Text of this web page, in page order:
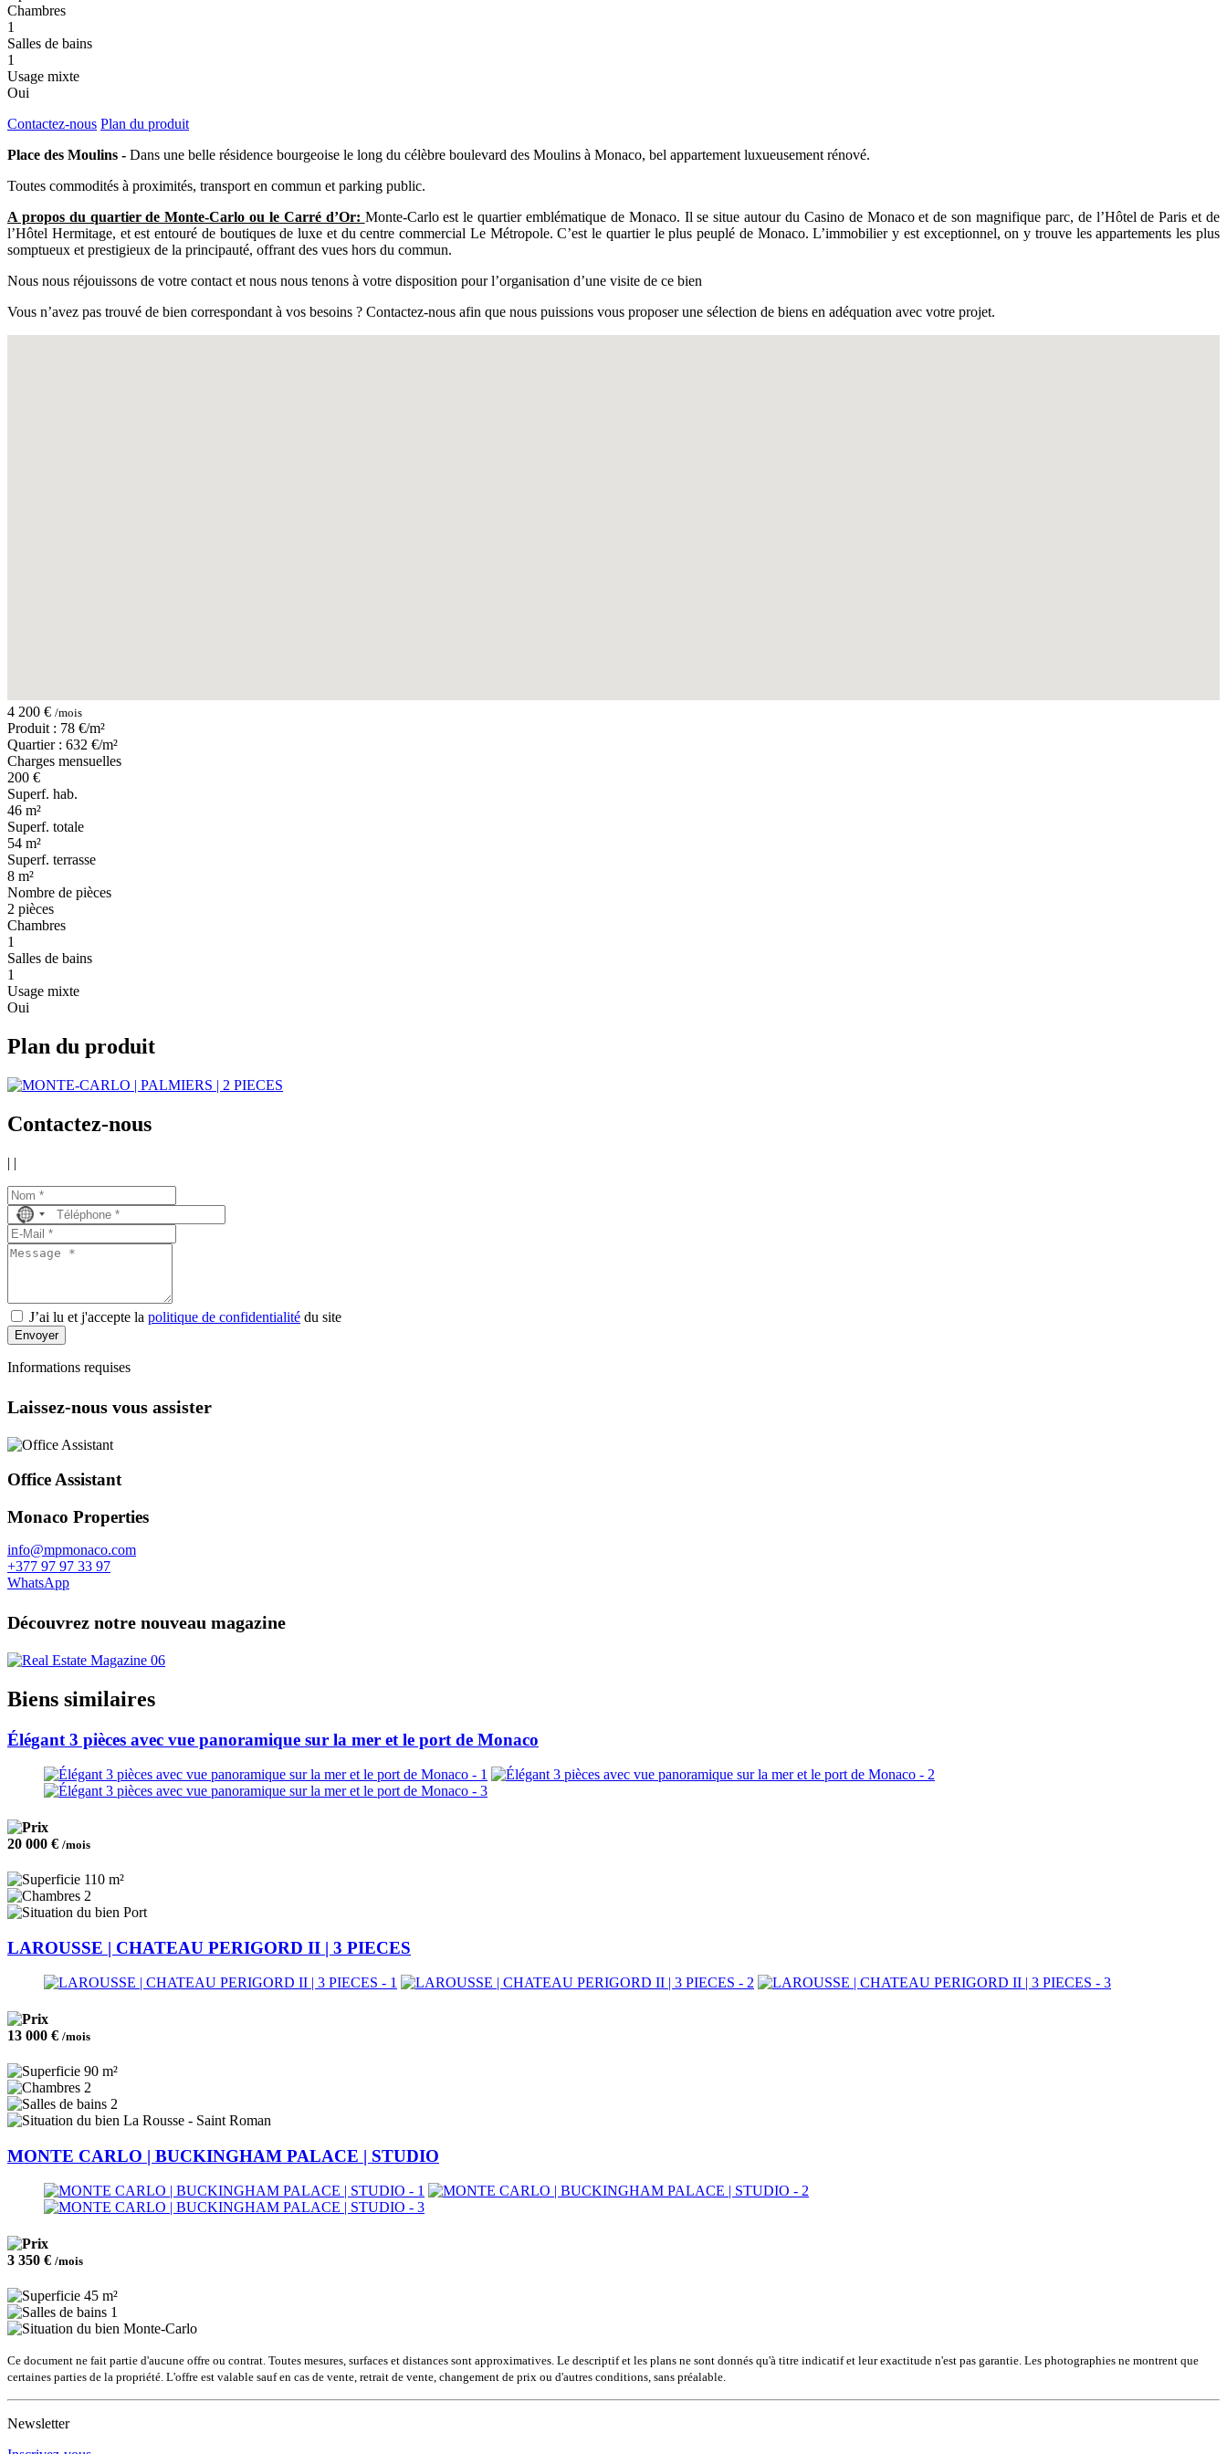
Chambres
1
Salles de bains
1
Usage mixte
Oui
Contactez-nous Plan du produit
Place des Moulins - Dans une belle résidence bourgeoise le long du célèbre boulevard des Moulins à Monaco, bel appartement luxueusement rénové.
Toutes commodités à proximités, transport en commun et parking public.
A propos du quartier de Monte-Carlo ou le Carré d’Or: Monte-Carlo est le quartier emblématique de Monaco. Il se situe autour du Casino de Monaco et de son magnifique parc, de l’Hôtel de Paris et de
l’Hôtel Hermitage, et est entouré de boutiques de luxe et du centre commercial Le Métropole. C’est le quartier le plus peuplé de Monaco. L’immobilier y est exceptionnel, on y trouve les appartements les plus
somptueux et prestigieux de la principauté, offrant des vues hors du commun.
Nous nous réjouissons de votre contact et nous nous tenons à votre disposition pour l’organisation d’une visite de ce bien
Vous n’avez pas trouvé de bien correspondant à vos besoins ? Contactez-nous afin que nous puissions vous proposer une sélection de biens en adéquation avec votre projet.
4 200 € /mois
Produit : 78 €/m²
Quartier : 632 €/m²
Charges mensuelles
200 €
Superf. hab.
46 m²
Superf. totale
54 m²
Superf. terrasse
8 m²
Nombre de pièces
2 pièces
Chambres
1
Salles de bains
1
Usage mixte
Oui
Plan du produit
Contactez-nous
| |
No
country
selected
J’ai lu et j'accepte la politique de confidentialité du site
Envoyer
Informations requises
Laissez-nous vous assister
Office Assistant
Monaco Properties
info@mpmonaco.com
+377 97 97 33 97
WhatsApp
Découvrez notre nouveau magazine
Biens similaires
Élégant 3 pièces avec vue panoramique sur la mer et le port de Monaco
20 000 € /mois
110 m²
2
Port
LAROUSSE | CHATEAU PERIGORD II | 3 PIECES
13 000 € /mois
90 m²
2
2
La Rousse - Saint Roman
MONTE CARLO | BUCKINGHAM PALACE | STUDIO
3 350 € /mois
45 m²
1
Monte-Carlo
Ce document ne fait partie d'aucune offre ou contrat. Toutes mesures, surfaces et distances sont approximatives. Le descriptif et les plans ne sont donnés qu'à titre indicatif et leur exactitude n'est pas garantie. Les photographies ne montrent que
certaines parties de la propriété. L'offre est valable sauf en cas de vente, retrait de vente, changement de prix ou d'autres conditions, sans préalable.
Newsletter